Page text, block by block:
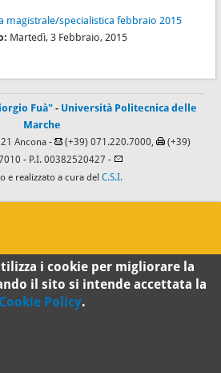
magistrale/specialistica febbraio 2015
Martedì, 3 Febbraio, 2015
Fuà" - Università Politecnica delle
Marche
Ancona - (+39) 071.220.7000,
(+39)
- P.I. 00382520427 -
e realizzato a cura del C.S.I.
i cookie per migliorare la
il sito si intende accettata la
Cookie Policy.